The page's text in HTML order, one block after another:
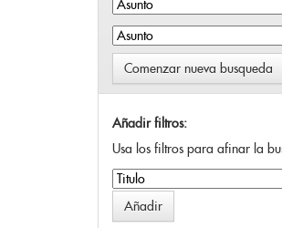
Comenzar nueva busqueda
Añadir filtros:
Usa los filtros para afinar la